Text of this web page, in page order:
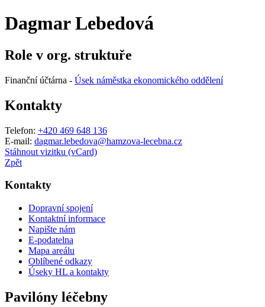
Dagmar Lebedová
Role v org. struktuře
Finanční účtárna - Úsek náměstka ekonomického oddělení
Kontakty
Telefon: +420 469 648 136
E-mail: dagmar.lebedova@hamzova-lecebna.cz
Stáhnout vizitku (vCard)
Zpět
Kontakty
Dopravní spojení
Kontaktní informace
Napište nám
E-podatelna
Mapa areálu
Oblíbené odkazy
Úseky HL a kontakty
Pavilóny léčebny